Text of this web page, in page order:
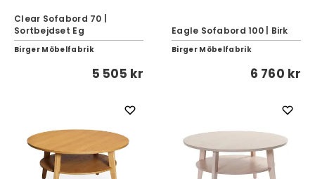
Clear Sofabord 70 |
Sortbejdset Eg
Birger Möbelfabrik
5 505 kr
Eagle Sofabord 100 | Birk
Birger Möbelfabrik
6 760 kr